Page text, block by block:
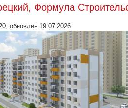
Формула
обновлен 19.07.2026